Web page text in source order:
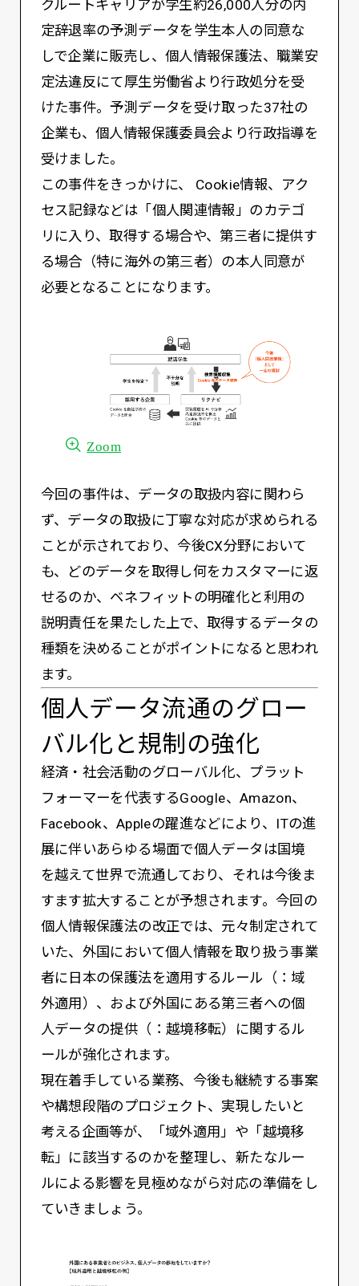
クルートキャリアが学生約26,000人分の内
定辞退率の予測データを学生本人の同意な
しで企業に販売し、個人情報保護法、職業安
定法違反にて厚生労働省より行政処分を受
けた事件。予測データを受け取った37社の
企業も、個人情報保護委員会より行政指導を
受けました。
この事件をきっかけに、 Cookie情報、アク
セス記録などは「個人関連情報」のカテゴ
リに入り、取得する場合や、第三者に提供す
る場合（特に海外の第三者）の本人同意が
必要となることになります。
Zoom
今回の事件は、データの取扱内容に関わら
ず、データの取扱に丁寧な対応が求められる
ことが示されており、今後CX分野において
も、どのデータを取得し何をカスタマーに返
せるのか、ベネフィットの明確化と利用の
説明責任を果たした上で、取得するデータの
種類を決めることがポイントになると思われ
ます。
個人データ流通のグロー
バル化と規制の強化
経済・社会活動のグローバル化、プラット
フォーマーを代表するGoogle、Amazon、
Facebook、Appleの躍進などにより、ITの進
展に伴いあらゆる場面で個人データは国境
を越えて世界で流通しており、それは今後ま
すます拡大することが予想されます。今回の
個人情報保護法の改正では、元々制定されて
いた、外国において個人情報を取り扱う事業
者に日本の保護法を適用するルール（：域
外適用）、および外国にある第三者への個
人データの提供（：越境移転）に関するル
ールが強化されます。
現在着手している業務、今後も継続する事案
や構想段階のプロジェクト、実現したいと
考える企画等が、「域外適用」や「越境移
転」に該当するのかを整理し、新たなルー
ルによる影響を見極めながら対応の準備をし
ていきましょう。